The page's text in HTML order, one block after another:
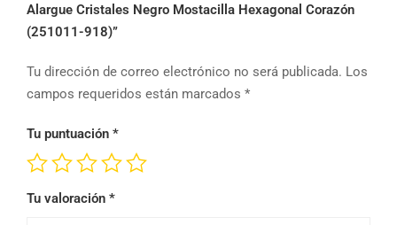
Alargue Cristales Negro Mostacilla Hexagonal Corazón
(251011-918)”
Tu dirección de correo electrónico no será publicada. Los
campos requeridos están marcados *
Tu puntuación *
Tu valoración *